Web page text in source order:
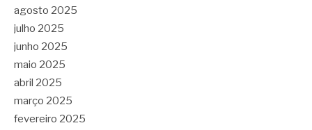
agosto 2025
julho 2025
junho 2025
maio 2025
abril 2025
março 2025
fevereiro 2025